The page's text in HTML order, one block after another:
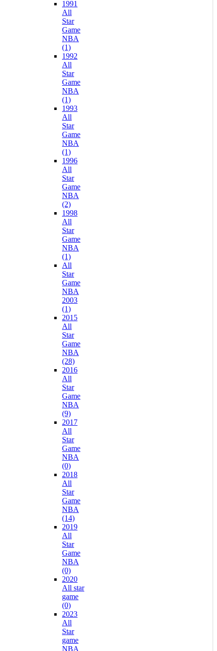
1991
All
Star
Game
NBA
(1)
1992
All
Star
Game
NBA
(1)
1993
All
Star
Game
NBA
(1)
1996
All
Star
Game
NBA
(2)
1998
All
Star
Game
NBA
(1)
All
Star
Game
NBA
2003
(1)
2015
All
Star
Game
NBA
(28)
2016
All
Star
Game
NBA
(9)
2017
All
Star
Game
NBA
(0)
2018
All
Star
Game
NBA
(14)
2019
All
Star
Game
NBA
(0)
2020
All star
game
(0)
2023
All
Star
game
NBA